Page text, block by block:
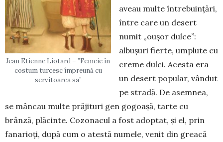
Jean Etienne Liotard – ”Femeie în
costum turcesc împreună cu
servitoarea sa”
aveau multe întrebuințări,
între care un desert
numit „oușor dulce”:
albușuri fierte, umplute cu
creme dulci. Acesta era
un desert popular, vândut
pe stradă. De asemnea,
se mâncau multe prăjituri gen gogoașă, tarte cu
brânză, plăcinte. Cozonacul a fost adoptat, și el, prin
fanarioți, după cum o atestă numele, venit din greacă